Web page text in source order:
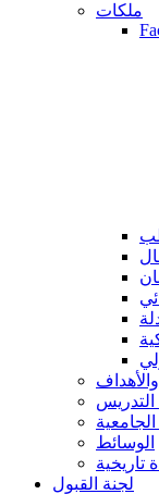
ملكات
التدريس
الجامعية
الوسائط
تاريخية
لجنة القبول